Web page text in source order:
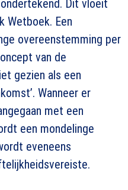
Dit vloeit
Wetboek. Een
overeenstemming per
van de
gezien als een
Wanneer er
met een
een mondelinge
eveneens